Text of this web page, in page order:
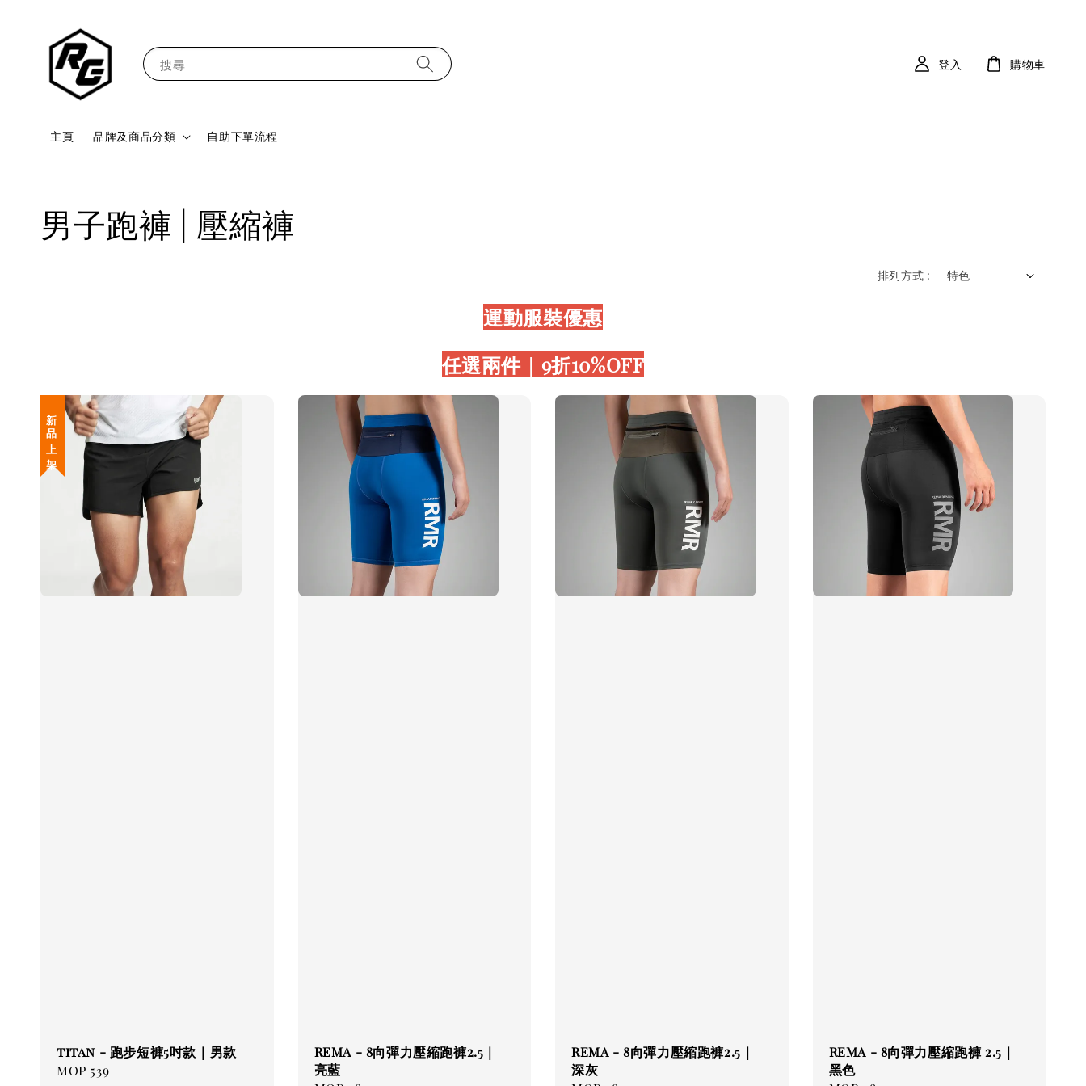
搜尋
主頁 品牌及商品分類 自助下單流程
登入 購物車
男子跑褲 | 壓縮褲
排列方式 :
運動服裝優惠
任選兩件｜9折10%OFF
新 品 上 架
titan - 跑步短褲5吋款｜男款
Regular
MOP 539
REMA - 8向彈力壓縮跑褲2.5｜
亮藍
REMA - 8向彈力壓縮跑褲2.5｜
深灰
REMA - 8向彈力壓縮跑褲 2.5｜
黑色